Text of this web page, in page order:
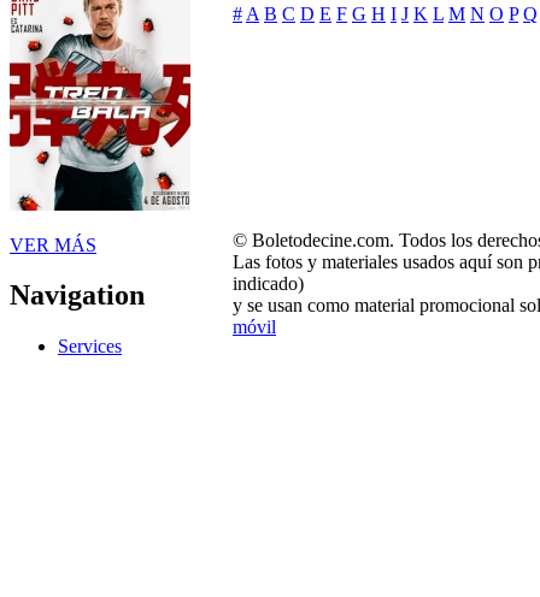
VER MÁS
Navigation
Services
# A B C D E F G H I J K L M N O P Q
© Boletodecine.com. Todos los
Las fotos y materiales usados aquí son
indicado)
y se usan como material promocional
móvil